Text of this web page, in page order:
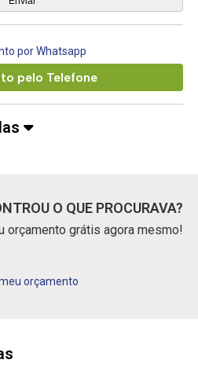
por Whatsapp
pelo Telefone
O QUE PROCURAVA?
orçamento grátis agora mesmo!
orçamento